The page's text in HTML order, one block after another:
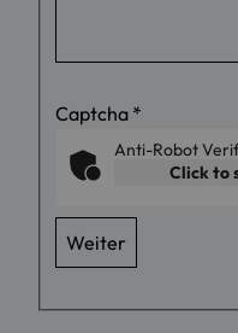
Captcha *
Anti-Robot
Click to